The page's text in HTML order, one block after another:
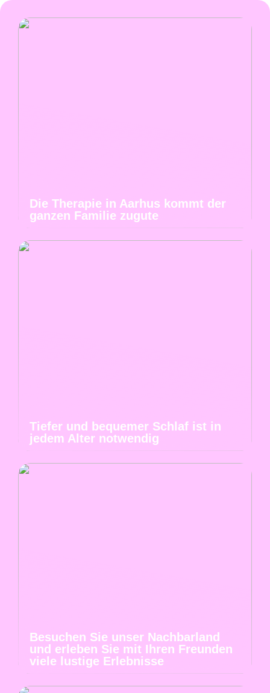
Die Therapie in Aarhus kommt der
ganzen Familie zugute
Tiefer und bequemer Schlaf ist in
jedem Alter notwendig
Besuchen Sie unser Nachbarland
und erleben Sie mit Ihren Freunden
viele lustige Erlebnisse